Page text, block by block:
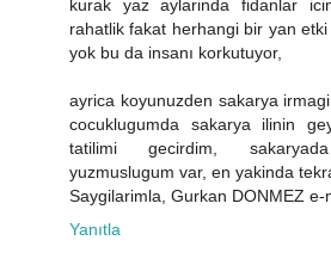
kurak yaz aylarinda fidanlar
rahatlik fakat herhangi bir yan
yok bu da insanı korkutuyor,
ayrica koyunuzden sakarya
cocuklugumda sakarya ilinin
tatilimi gecirdim,
yuzmuslugum var, en yakinda
Saygilarimla, Gurkan DONMEZ
Yanıtla